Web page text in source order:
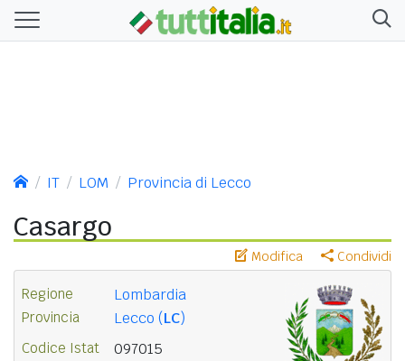
IT LOM Provincia di Lecco
Casargo
Modifica Condividi
Regione Lombardia
Provincia Lecco (LC)
Codice Istat 097015